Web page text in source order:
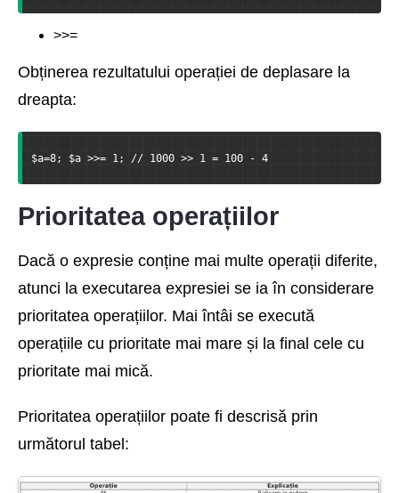
>>=
Obținerea rezultatului operației de deplasare la
dreapta:
$a=8; $a >>= 1; // 1000 >> 1 = 100 - 4
Prioritatea operațiilor
Dacă o expresie conține mai multe operații diferite,
atunci la executarea expresiei se ia în considerare
prioritatea operațiilor. Mai întâi se execută
operațiile cu prioritate mai mare și la final cele cu
prioritate mai mică.
Prioritatea operațiilor poate fi descrisă prin
următorul tabel: